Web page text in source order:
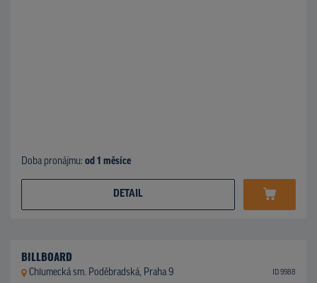
Doba pronájmu: od 1 měsíce
DETAIL
BILLBOARD
Chlumecká sm. Poděbradská, Praha 9 ID 9988